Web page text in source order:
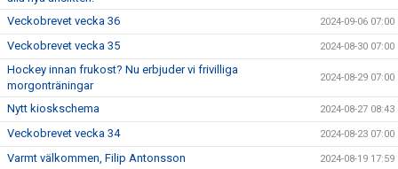
Veckobrevet vecka 36
2024-09-06 07:00
Veckobrevet vecka 35 2024-08-30 07:00
Hockey innan frukost? Nu erbjuder vi frivilliga
morgonträningar
2024-08-29 07:00
Nytt kioskschema 2024-08-27 08:43
Veckobrevet vecka 34 2024-08-23 07:00
Varmt välkommen, Filip Antonsson 2024-08-19 17:59